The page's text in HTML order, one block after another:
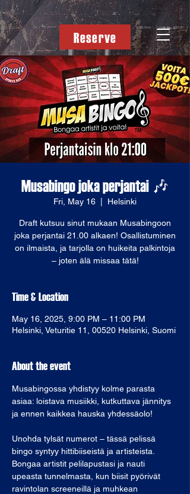
Reserve
Musabingo joka perjantai 🎶
Fri, May 16 Helsinki
Draft kutsuu sinut mukaan Musabingoon
joka perjantai 21.00 alkaen! Osallistuminen
on ilmaista, ja tarjolla on huikeita palkintoja
Time & Location
May 16, 2025, 9:00 PM – 11:00 PM
Helsinki, Veturitie 11, 00520 Helsinki, Suomi
About the event
Musabingossa yhdistyy kolme parasta
asiaa: loistava musiikki, kutkuttava jännitys
ja ennen kaikkea hauska yhdessäolo!
Unohda tylsät numerot – tässä pelissä
bingo syntyy hittibiiseistä ja artisteista.
Bongaa artistit pelilapustasi ja nauti
upeasta tunnelmasta, kun biisit pyörivät
ravintolan screeneillä ja muhkean